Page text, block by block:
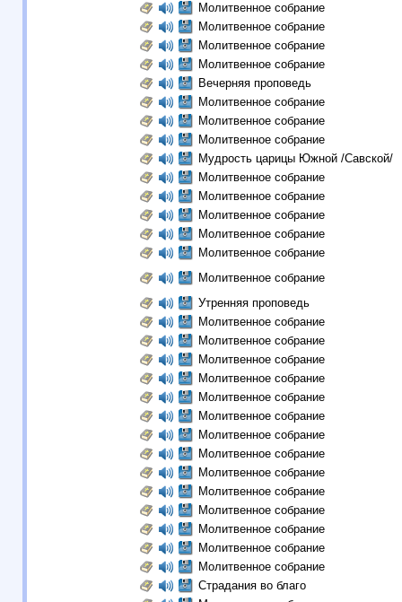
Молитвенное собрание
Молитвенное собрание
Молитвенное собрание
Молитвенное собрание
Вечерняя проповедь
Молитвенное собрание
Молитвенное собрание
Молитвенное собрание
Мудрость царицы Южной /Савской/
Молитвенное собрание
Молитвенное собрание
Молитвенное собрание
Молитвенное собрание
Молитвенное собрание
Молитвенное собрание
Утренняя проповедь
Молитвенное собрание
Молитвенное собрание
Молитвенное собрание
Молитвенное собрание
Молитвенное собрание
Молитвенное собрание
Молитвенное собрание
Молитвенное собрание
Молитвенное собрание
Молитвенное собрание
Молитвенное собрание
Молитвенное собрание
Молитвенное собрание
Молитвенное собрание
Страдания во благо